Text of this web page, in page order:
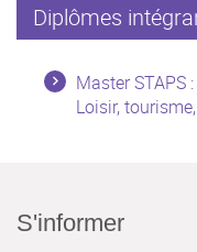
Diplômes
Master STAPS
Loisir,
S'informer